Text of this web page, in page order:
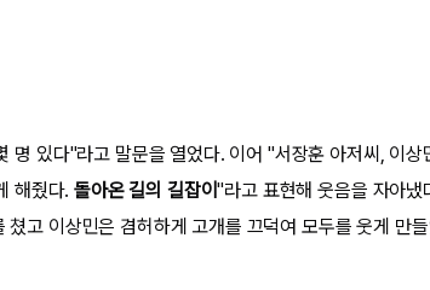
명 있다"라고 말문을 열었다. 이어 "서장훈 아저씨, 이상
해줬다.돌아온 길의 길잡이"라고 표현해 웃음을 자아냈
고 이상민은 겸허하게 고개를 끄덕여 모두를 웃게 만